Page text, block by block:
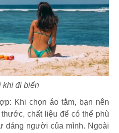
khi đi biển
Khi chọn áo tắm, bạn nên
chất liệu để có thể phù
dáng người của mình. Ngoài